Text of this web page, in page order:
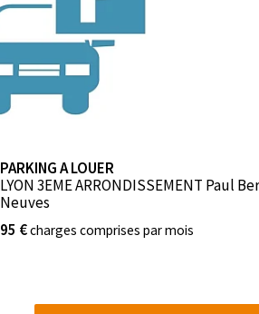
PARKING A LOUER
LYON 3EME ARRONDISSEMENT Paul
Neuves
95 €charges comprises par mois